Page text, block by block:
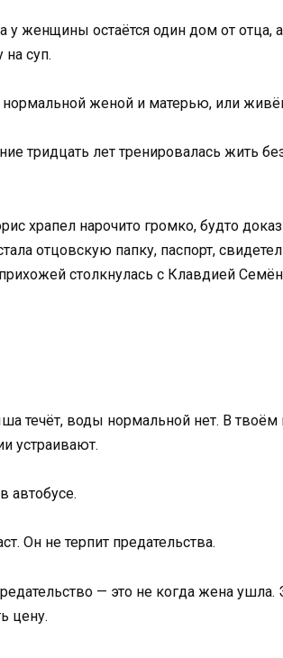
у женщины остаётся один дом от отца,
суп.
женой и матерью, или
тридцать лет тренировалась жить
храпел нарочито громко, будто
отцовскую папку, паспорт,
столкнулась с Клавдией
течёт, воды нормальной нет. В твоём
устраивают.
автобусе.
Он не терпит предательства.
— это не когда жена
цену.